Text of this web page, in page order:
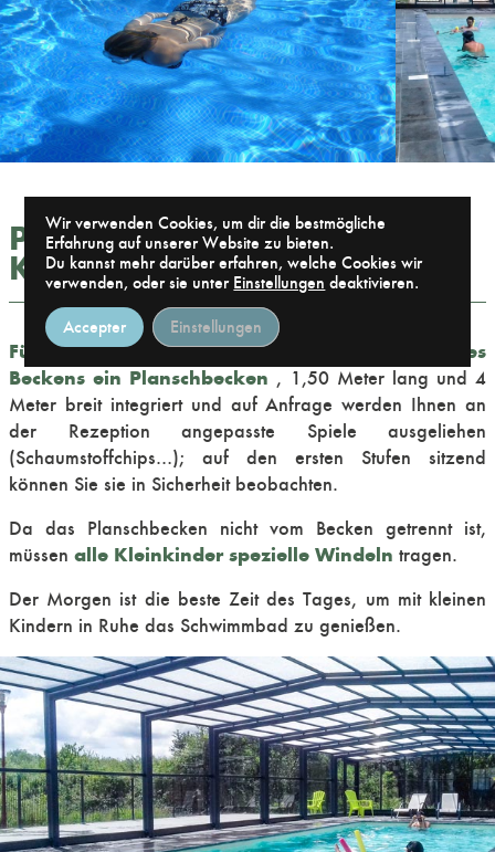
PLANSCHBECKEN FÜR DIE
KLEINEN IN BLOIS
Für die kleinsten Kinder ist am Anfang des
Beckens ein Planschbecken , 1,50 Meter lang und 4
Meter breit integriert und auf Anfrage werden Ihnen an
der Rezeption angepasste Spiele ausgeliehen
(Schaumstoffchips…); auf den ersten Stufen sitzend
können Sie sie in Sicherheit beobachten.
Da das Planschbecken nicht vom Becken getrennt ist,
müssen alle Kleinkinder spezielle Windeln tragen.
Der Morgen ist die beste Zeit des Tages, um mit kleinen
Kindern in Ruhe das Schwimmbad zu genießen.
Wir verwenden Cookies, um dir die bestmögliche
Erfahrung auf unserer Website zu bieten.
Du kannst mehr darüber erfahren, welche Cookies wir
verwenden, oder sie unter Einstellungen deaktivieren.
Accepter Einstellungen